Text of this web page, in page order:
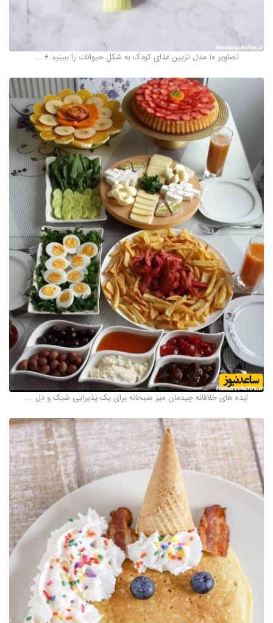
تصاویر ۱۰ مدل تزیین‌ غذای کودک به شکل حیوانات را ببینید + ...
ایده های خلاقانه چیدمان میز صبحانه برای یک پذیرایی شیک و دل ...